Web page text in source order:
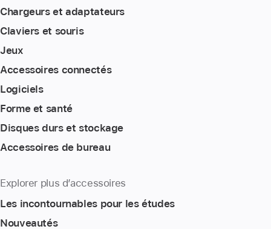
Chargeurs et adaptateurs
Claviers et souris
Jeux
Accessoires connectés
Logiciels
Forme et santé
Disques durs et stockage
Accessoires de bureau
Explorer plus d’accessoires
Les incontournables pour les études
Nouveautés